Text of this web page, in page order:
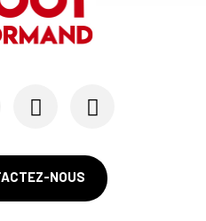
l'entraîneur de QRM
NOUS